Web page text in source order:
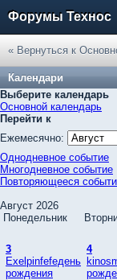
Форумы Технос
« Вернуться к
Календари
Выберите календарь
Основной календарь
Перейти к
Ежемесячно:
Однодневное событие
Многодневное событие
Повторяющееся
Август 2026
Понедельник
3
Exelpinfefeдень
рождения
4